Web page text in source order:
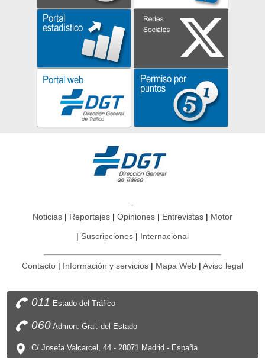
Noticias Reportajes Opiniones Entrevistas Motor
Suscripciones Internacional
Contacto Información y servicios Mapa Web Aviso legal
011 Estado del Tráfico
060Admon. Gral. del Estado
C/ Josefa Valcarcel, 44 - 28071 Madrid - España